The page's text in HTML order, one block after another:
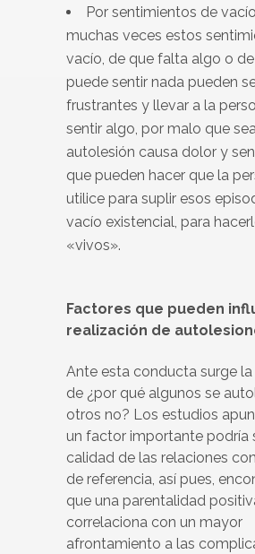
Por sentimientos de
muchas veces estos
vacío, de que falta algo o
puede sentir nada pueden
frustrantes y llevar a la
sentir algo, por malo que
autolesión causa dolor y
que pueden hacer que la
utilice para suplir esos
vacío existencial, para
«vivos».
Factores que pueden
realización de
Ante esta conducta surge
de ¿por qué algunos se
otros no? Los estudios
un factor importante podría
calidad de las relaciones
de referencia, así pues,
que una parentalidad
correlaciona con un mayor
afrontamiento a las